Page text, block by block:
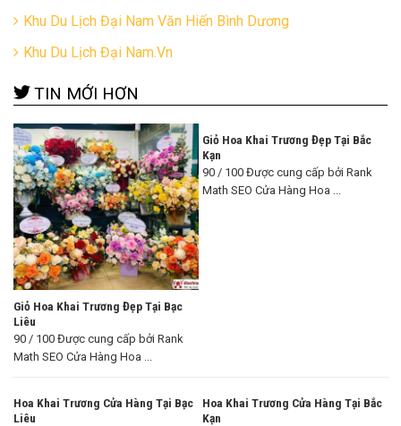
Khu Du Lịch Đại Nam Văn Hiến Bình Dương
Khu Du Lịch Đại Nam.Vn
TIN MỚI HƠN
Giỏ Hoa Khai Trương Đẹp Tại Bạc
Liêu
90 / 100 Được cung cấp bởi Rank
Math SEO Cửa Hàng Hoa ...
Giỏ Hoa Khai Trương Đẹp Tại Bắc
Kạn
90 / 100 Được cung cấp bởi Rank
Math SEO Cửa Hàng Hoa ...
Hoa Khai Trương Cửa Hàng Tại Bạc
Liêu
Hoa Khai Trương Cửa Hàng Tại Bắc
Kạn